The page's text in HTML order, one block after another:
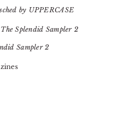
by UPPERCASE
Sampler 2